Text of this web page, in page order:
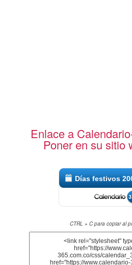
Enlace a
Poner en su sitio
Días festivos
CTRL + C para copiar al